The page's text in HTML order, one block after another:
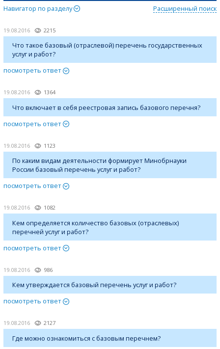
Навигатор по разделу Расширенный поиск
19.08.2016 2215
Что такое базовый (отраслевой) перечень государственных
услуг и работ?
посмотреть ответ
19.08.2016 1364
Что включает в себя реестровая запись базового перечня?
посмотреть ответ
19.08.2016 1123
По каким видам деятельности формирует Минобрнауки
России базовый перечень услуг и работ?
посмотреть ответ
19.08.2016 1082
Кем определяется количество базовых (отраслевых)
перечней услуг и работ?
посмотреть ответ
19.08.2016 986
Кем утверждается базовый перечень услуг и работ?
посмотреть ответ
19.08.2016 2127
Где можно ознакомиться с базовым перечнем?